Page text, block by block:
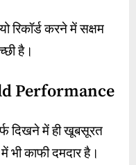
रिकॉर्ड करने में सक्षम
है।
Performance
दिखने में ही खूबसूरत
भी काफी दमदार है।